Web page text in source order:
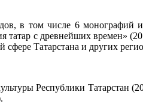
в том числе 6
татар с древнейших времен»
Татарстана и других
Республики Татарстан